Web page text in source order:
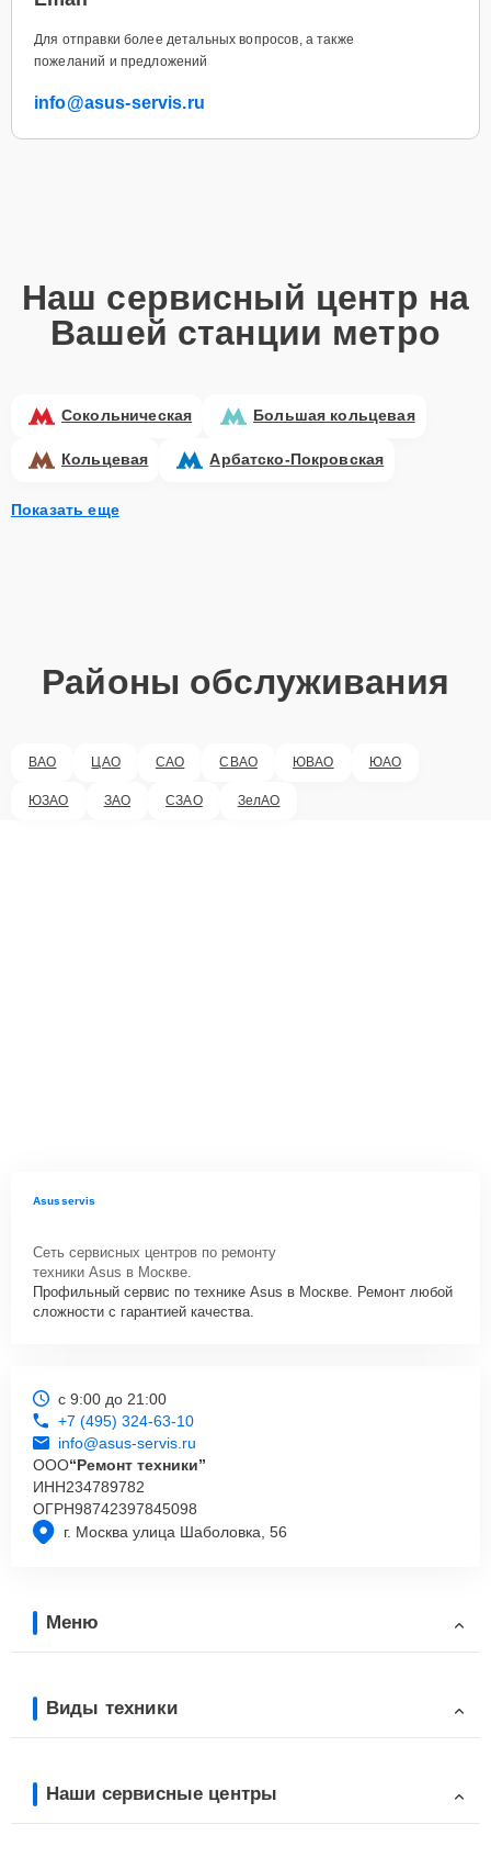
Для отправки более детальных вопросов, а также
пожеланий и предложений
info@asus-servis.ru
Наш сервисный центр на
Вашей станции метро
Сокольническая Большая кольцевая
Кольцевая Арбатско-Покровская
Показать еще
Районы обслуживания
ВАО ЦАО САО СВАО ЮВАО ЮАО
ЮЗАО ЗАО СЗАО ЗелАО
Asusservis
Сеть сервисных центров по ремонту
техники Asus в Москве.
Профильный сервис по технике Asus в Москве. Ремонт любой
сложности с гарантией качества.
г. Москва улица Шаболовка, 56
с 9:00 до 21:00
+7 (495) 324-63-10
info@asus-servis.ru
ООО“Ремонт техники”
ИНН234789782
ОГРН98742397845098
Меню
Виды техники
Наши сервисные центры